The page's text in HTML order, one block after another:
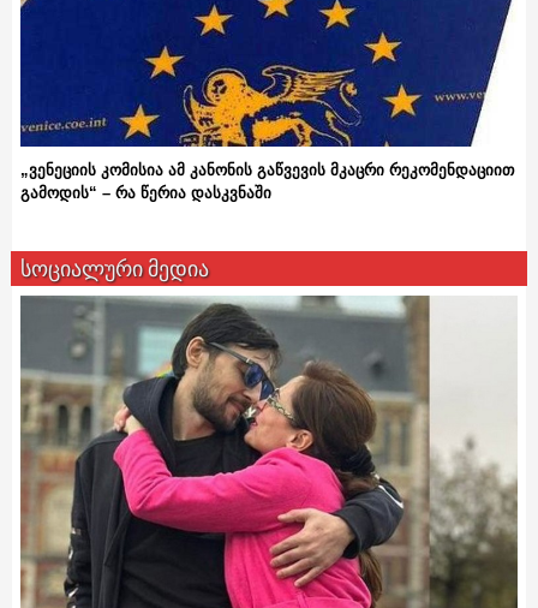
„ვენეციის კომისია ამ კანონის გაწვევის მკაცრი რეკომენდაციით
გამოდის“ – რა წერია დასკვნაში
სოციალური მედია